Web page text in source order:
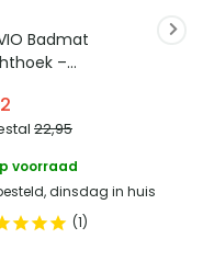
Badmat
–
– Microvezel
22,95
voorraad
dinsdag in huis
1